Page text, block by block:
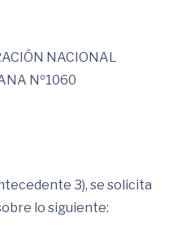
NACIONAL
Nº1060
3), se solicita
lo siguiente: